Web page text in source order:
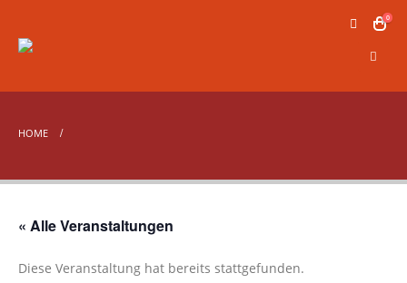
0
HOME
« Alle Veranstaltungen
Diese Veranstaltung hat bereits stattgefunden.